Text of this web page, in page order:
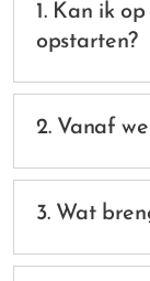
1. Kan ik
opstarten?
Een
gebeuren of
2. Vanaf
Ik werk met
(2de kleuter)
3. Wat
Een klevertje